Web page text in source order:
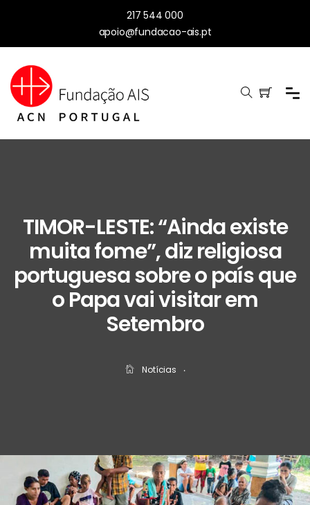
217 544 000
apoio@fundacao-ais.pt
TIMOR-LESTE: “Ainda existe
muita fome”, diz religiosa
portuguesa sobre o país que
o Papa vai visitar em
Setembro
Notícias ‧